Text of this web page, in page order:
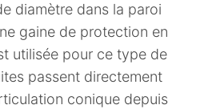
diamètre dans la paroi
gaine de protection en
utilisée pour ce type de
passent directement
conique depuis